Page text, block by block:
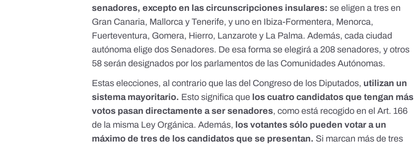
senadores, excepto en las circunscripciones insulares: se eligen a tres en
Gran Canaria, Mallorca y Tenerife, y uno en Ibiza-Formentera, Menorca,
Fuerteventura, Gomera, Hierro, Lanzarote y La Palma. Además, cada ciudad
autónoma elige dos Senadores. De esa forma se elegirá a 208 senadores, y otros
58 serán designados por los parlamentos de las Comunidades Autónomas.
Estas elecciones, al contrario que las del Congreso de los Diputados, utilizan un
sistema mayoritario. Esto significa que los cuatro candidatos que tengan más
votos pasan directamente a ser senadores, como está recogido en elArt. 166
de la misma Ley Orgánica. Además, los votantes sólo pueden votar a un
máximo de tres de los candidatos que se presentan. Si marcan más de tres